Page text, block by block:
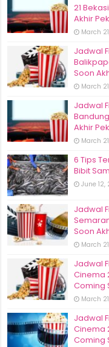
21
Akhir
March
Jadwal
Soon
March
Jadwal
Akhir
March
6 Tips
Bibit
June 12,
Jadwal
Soon
March
Jadwal
Cinema
Coming
March
Jadwal
Cinema
Coming